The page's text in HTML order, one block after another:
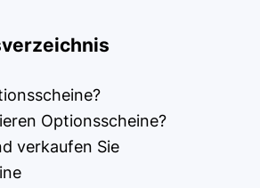
Optionsscheine?
verkaufen Sie